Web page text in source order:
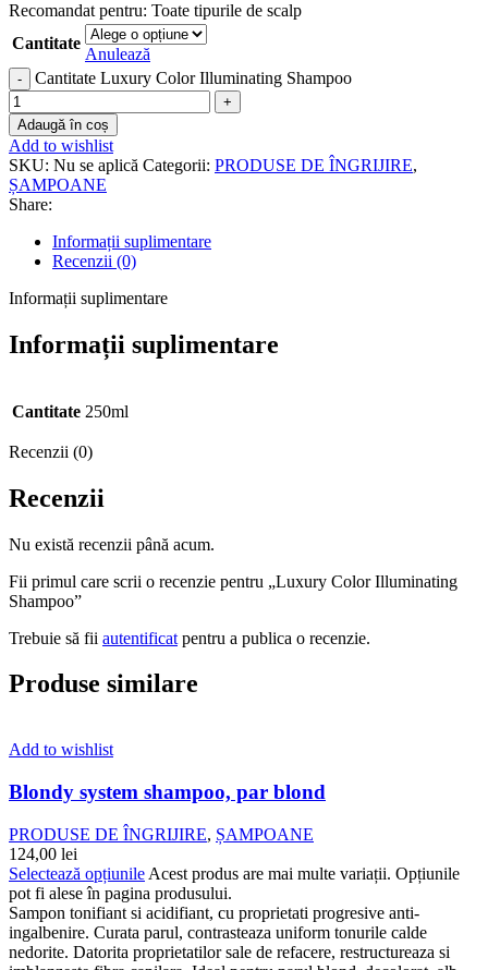
Recomandat pentru: Toate tipurile de scalp
Cantitate
Anulează
Cantitate Luxury Color Illuminating Shampoo
Adaugă în coș
Add to wishlist
SKU: Nu se aplică Categorii: PRODUSE DE ÎNGRIJIRE,
ȘAMPOANE
Share:
Informații suplimentare
Recenzii (0)
Informații suplimentare
Informații suplimentare
Cantitate 250ml
Recenzii (0)
Recenzii
Nu există recenzii până acum.
Fii primul care scrii o recenzie pentru „Luxury Color Illuminating
Shampoo”
Trebuie să fii autentificat pentru a publica o recenzie.
Produse similare
Add to wishlist
Blondy system shampoo, par blond
PRODUSE DE ÎNGRIJIRE, ȘAMPOANE
124,00 lei
Selectează opțiunile Acest produs are mai multe variații. Opțiunile
pot fi alese în pagina produsului.
Sampon tonifiant si acidifiant, cu proprietati progresive anti-
ingalbenire. Curata parul, contrasteaza uniform tonurile calde
nedorite. Datorita proprietatilor sale de refacere, restructureaza si